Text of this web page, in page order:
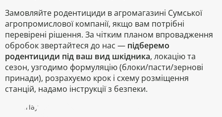
Замовляйте родентициди в агромагазині Сумської
агропромислової компанії, якщо вам потрібні
перевірені рішення. За чітким планом впровадження
обробок звертайтеся до нас — підберемо
родентициди під ваш вид шкідника, локацію та
сезон, узгодимо формуляцію (блоки/пасти/зернові
принади), розрахуємо крок і схему розміщення
станцій, надамо інструкції з безпеки.